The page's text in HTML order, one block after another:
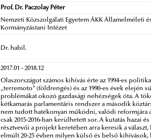
Prof. Dr. Paczolay Péter
Nemzeti Közszolgálati Egyetem ÁKK Államelméleti
Kormányzástani Intézet
Dr. habil.
2017.01 - 2018.12
Olaszországot számos kihívás érte az 1994-es
„terremoto” (földrengés) és az 1990-es évek elején
problémákat okozó gazdasági nehézségek óta. A
kétkamarás parlamentáris rendszer a második
nem tudott hatékonyan működni, valódi reformjára
csak 2015-2016-ban kerülhetett sor. A kutatás hazai
résztvevői a projekt keretében arra keresik a választ,
elmúlt 20-25 évben milyen külső és belső